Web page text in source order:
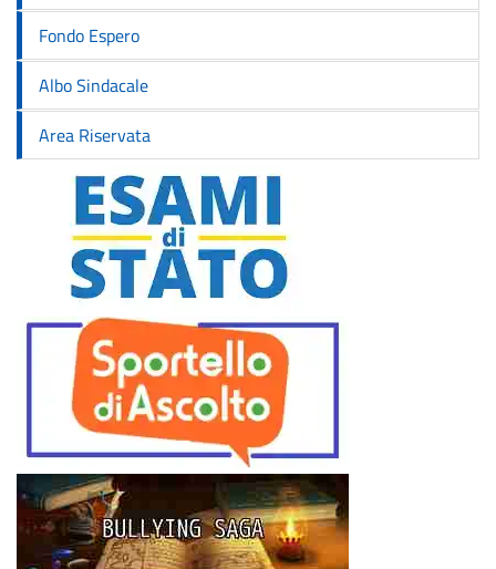
Fondo Espero
Albo Sindacale
Area Riservata